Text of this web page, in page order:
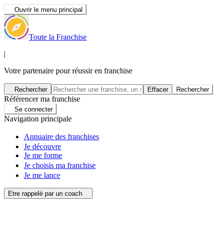
Ouvrir le menu principal
Toute la Franchise
|
Votre partenaire pour réussir en franchise
Rechercher Effacer Rechercher
Référencer ma franchise
Se connecter
Navigation principale
Annuaire des franchises
Je découvre
Je me forme
Je choisis ma franchise
Je me lance
Etre rappelé par un coach